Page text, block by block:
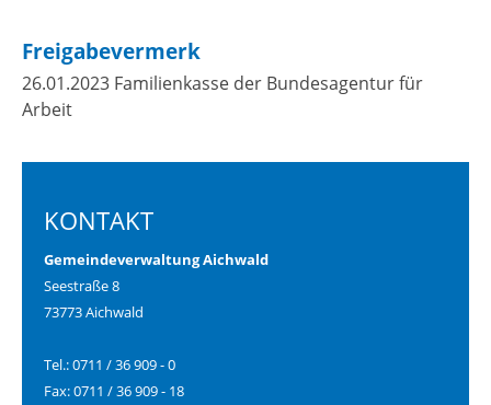
Freigabevermerk
26.01.2023 Familienkasse der Bundesagentur für
Arbeit
KONTAKT
Gemeindeverwaltung Aichwald
Seestraße 8
73773 Aichwald
Tel.: 0711 / 36 909 - 0
Fax: 0711 / 36 909 - 18